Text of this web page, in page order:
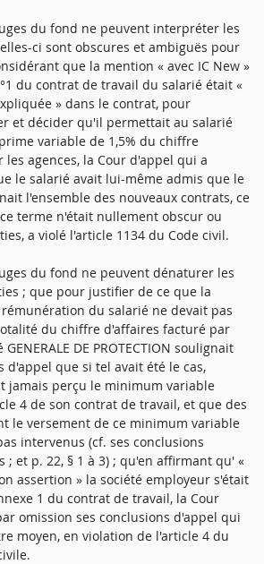
juges du fond ne peuvent interpréter les
ci sont obscures et ambiguës pour
que la mention « avec IC New »
du contrat de travail du salarié était «
» dans le contrat, pour
et décider qu'il permettait au salarié
variable de 1,5% du chiffre
agences, la Cour d'appel qui a
le salarié avait lui-même admis que le
l'ensemble des nouveaux contrats, ce
terme n'était nullement obscur ou
a violé l'article 1134 du Code civil.
du fond ne peuvent dénaturer les
; que pour justifier de ce que la
du salarié ne devait pas
du chiffre d'affaires facturé par
DE PROTECTION soulignait
d'appel que si tel avait été le cas,
jamais perçu le minimum variable
4 de son contrat de travail, et que des
le versement de ce minimum variable
intervenus (cf. ses conclusions
; et p. 22, § 1 à 3) ; qu'en affirmant qu' «
assertion » la société employeur s'était
1 du contrat de travail, la Cour
omission ses conclusions d'appel qui
moyen, en violation de l'article 4 du